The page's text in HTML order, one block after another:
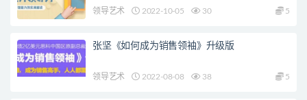
领导艺术 2022-10-05 30 5
张坚《如何成为销售领袖》升级版
领导艺术 2022-08-08 38 5